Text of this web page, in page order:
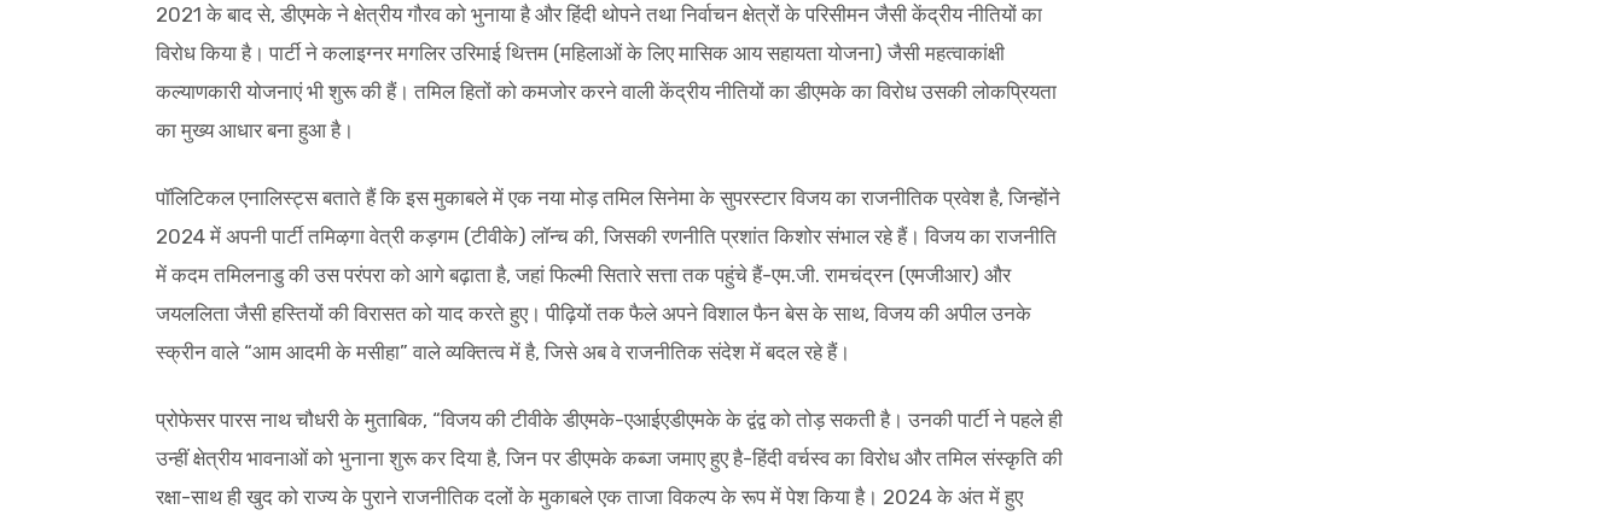
2021 के बाद से, डीएमके ने क्षेत्रीय गौरव को भुनाया है और हिंदी थोपने तथा निर्वाचन क्षेत्रों के परिसीमन जैसी केंद्रीय नीतियों का
विरोध किया है। पार्टी ने कलाइग्नर मगलिर उरिमाई थित्तम (महिलाओं के लिए मासिक आय सहायता योजना) जैसी महत्वाकांक्षी
कल्याणकारी योजनाएं भी शुरू की हैं। तमिल हितों को कमजोर करने वाली केंद्रीय नीतियों का डीएमके का विरोध उसकी लोकप्रियता
का मुख्य आधार बना हुआ है।
पॉलिटिकल एनालिस्ट्स बताते हैं कि इस मुकाबले में एक नया मोड़ तमिल सिनेमा के सुपरस्टार विजय का राजनीतिक प्रवेश है, जिन्होंने
2024 में अपनी पार्टी तमिऴगा वेत्री कड़गम (टीवीके) लॉन्च की, जिसकी रणनीति प्रशांत किशोर संभाल रहे हैं। विजय का राजनीति
में कदम तमिलनाडु की उस परंपरा को आगे बढ़ाता है, जहां फिल्मी सितारे सत्ता तक पहुंचे हैं-एम.जी. रामचंद्रन (एमजीआर) और
जयललिता जैसी हस्तियों की विरासत को याद करते हुए। पीढ़ियों तक फैले अपने विशाल फैन बेस के साथ, विजय की अपील उनके
स्क्रीन वाले “आम आदमी के मसीहा” वाले व्यक्तित्व में है, जिसे अब वे राजनीतिक संदेश में बदल रहे हैं।
प्रोफेसर पारस नाथ चौधरी के मुताबिक, “विजय की टीवीके डीएमके-एआईएडीएमके के द्वंद्व को तोड़ सकती है। उनकी पार्टी ने पहले ही
उन्हीं क्षेत्रीय भावनाओं को भुनाना शुरू कर दिया है, जिन पर डीएमके कब्जा जमाए हुए है-हिंदी वर्चस्व का विरोध और तमिल संस्कृति की
रक्षा-साथ ही खुद को राज्य के पुराने राजनीतिक दलों के मुकाबले एक ताजा विकल्प के रूप में पेश किया है। 2024 के अंत में हुए